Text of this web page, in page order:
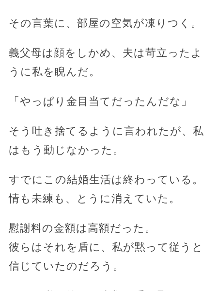
その言葉に、部屋の空気が凍りつく。
義父母は顔をしかめ、夫は苛立ったよ
うに私を睨んだ。
「やっぱり金目当てだったんだな」
そう吐き捨てるように言われたが、私
はもう動じなかった。
すでにこの結婚生活は終わっている。
情も未練も、とうに消えていた。
慰謝料の金額は高額だった。
彼らはそれを盾に、私が黙って従うと
信じていたのだろう。